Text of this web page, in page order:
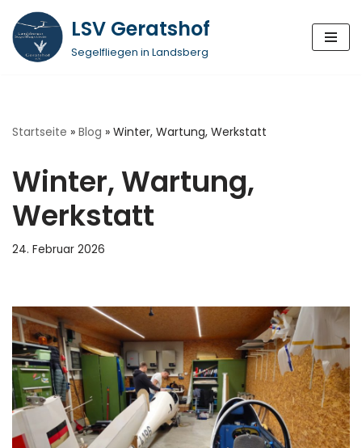
Zum
Inhalt
LSV Geratshof
Segelfliegen in Landsberg
Startseite » Blog » Winter, Wartung, Werkstatt
Winter, Wartung,
Werkstatt
24. Februar 2026